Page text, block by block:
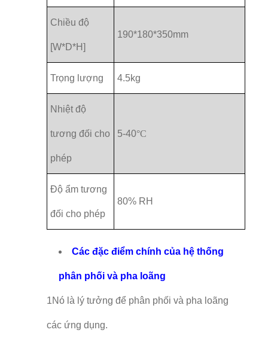
Chiều độ
[W*D*H]
190*180*350mm
Trọng lượng 4.5kg
Nhiệt độ
tương đối cho
phép
5-40°C
Độ ẩm tương
đối cho phép
80% RH
Các đặc điểm chính của hệ thống
phân phối và pha loãng
1Nó là lý tưởng để phân phối và pha loãng
các ứng dụng.